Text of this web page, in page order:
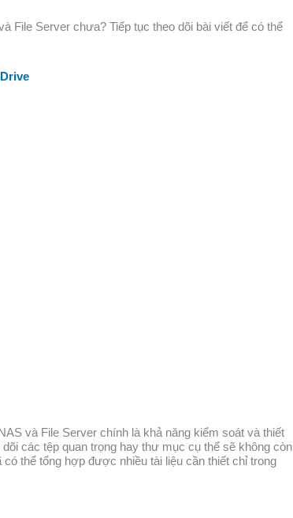
File Server chưa? Tiếp tục theo dõi bài viết để có thể
và File Server chính là khả năng kiểm soát và thiết
các tệp quan trọng hay thư mục cụ thể sẽ không còn
thể tổng hợp được nhiều tài liệu cần thiết chỉ trong